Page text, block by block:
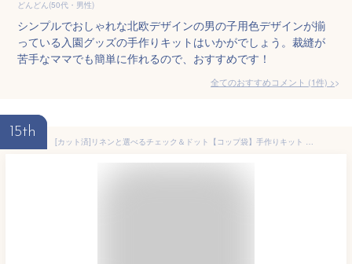
どんどん(50代・男性)
シンプルでおしゃれな北欧デザインの男の子用色デザインが揃
っている入園グッズの手作りキットはいかがでしょう。裁縫が
苦手なママでも簡単に作れるので、おすすめです！
全てのおすすめコメント (1件) >
15th
[カット済]リネンと選べるチェック＆ドット【コップ袋】手作りキット 簡単 裁断済 生地 コップ入れ 歯ブラシ 歯磨き 袋物 巾着小 作り方付き 初心者 手芸キット 手作り キット 入園 準備 保育園 テッテ